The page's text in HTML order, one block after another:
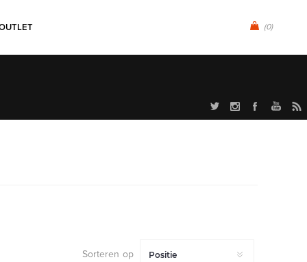
(0)
Sorteren op